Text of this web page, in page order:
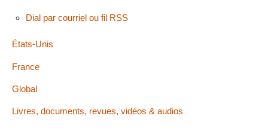
Dial par courriel ou fil RSS
États-Unis
France
Global
Livres, documents, revues, vidéos & audios